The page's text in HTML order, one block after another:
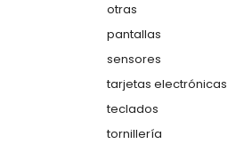
otras
pantallas
sensores
tarjetas electrónicas
teclados
tornillería